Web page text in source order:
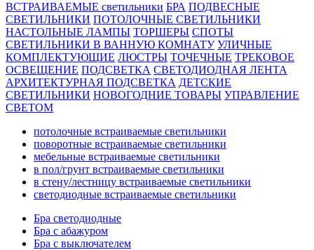
ВСТРАИВАЕМЫЕ светильники БРА ПОДВЕСНЫЕ
СВЕТИЛЬНИКИ ПОТОЛОЧНЫЕ СВЕТИЛЬНИКИ
НАСТОЛЬНЫЕ ЛАМПЫ ТОРШЕРЫ СПОТЫ
СВЕТИЛЬНИКИ В ВАННУЮ КОМНАТУ УЛИЧНЫЕ
КОМПЛЕКТУЮЩИЕ ЛЮСТРЫ ТОЧЕЧНЫЕ ТРЕКОВОЕ
ОСВЕЩЕНИЕ ПОДСВЕТКА СВЕТОДИОДНАЯ ЛЕНТА
АРХИТЕКТУРНАЯ ПОДСВЕТКА ДЕТСКИЕ
СВЕТИЛЬНИКИ НОВОГОДНИЕ ТОВАРЫ УПРАВЛЕНИЕ
СВЕТОМ
потолочные встраиваемые светильники
поворотные встраиваемые светильники
мебельные встраиваемые светильники
в пол/грунт встраиваемые светильники
в стену/лестницу встраиваемые светильники
светодиодные встраиваемые светильники
Бра светодиодные
Бра с абажуром
Бра с выключателем